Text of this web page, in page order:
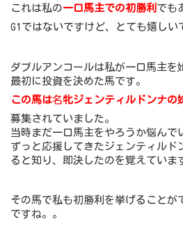
これは私の一口馬主での初勝利 でも
G1ではないですけど、とても嬉しい
ダブルアンコールは私が一口馬主を
最初に投資を決めた馬です。
この馬は名牝ジェンティルドンナの
募集されていました。
当時まだ一口馬主をやろうか悩んで
ずっと応援してきたジェンティルド
ると知り、即決したのを覚えていま
その馬で私も初勝利を挙げることが
ですね。。